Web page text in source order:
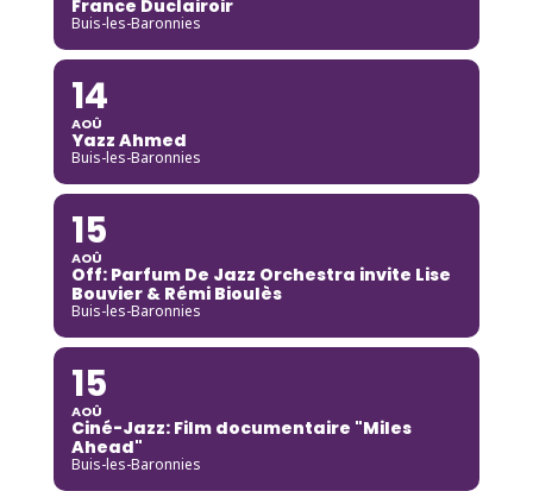
France Duclairoir
Buis-les-Baronnies
14
AOÛ
Yazz Ahmed
Buis-les-Baronnies
15
AOÛ
Off: Parfum De Jazz Orchestra invite Lise
Bouvier & Rémi Bioulès
Buis-les-Baronnies
15
AOÛ
Ciné-Jazz: Film documentaire "Miles
Ahead"
Buis-les-Baronnies